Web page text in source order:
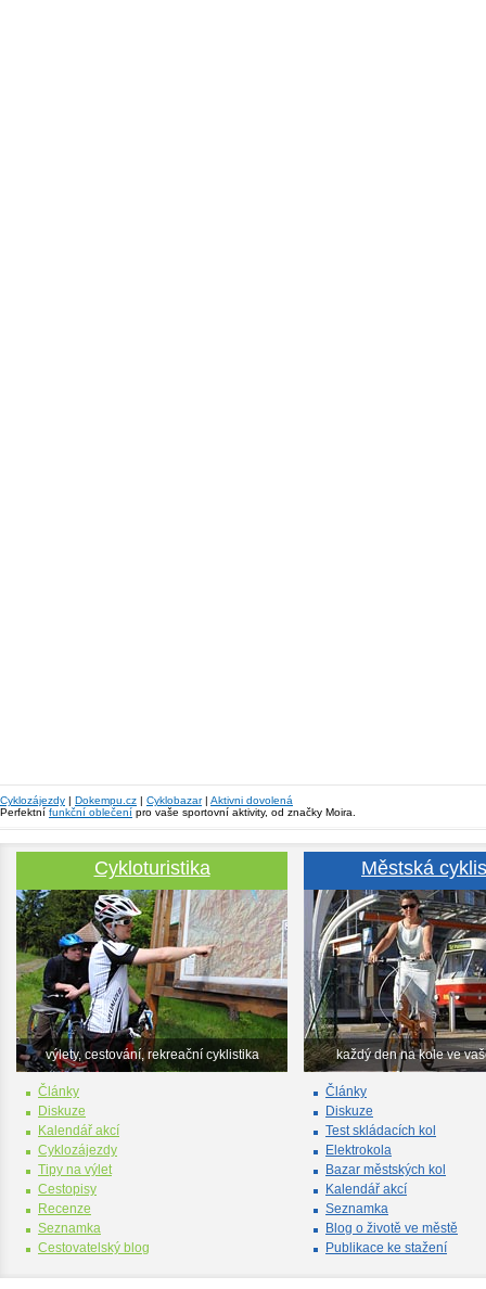
Cyklozájezdy | Dokempu.cz | Cyklobazar| Aktivni dovolená
Perfektní funkční oblečení pro vaše sportovní aktivity, od značky Moira.
Cykloturistika
výlety, cestování, rekreační cyklistika
Články
Diskuze
Kalendář akcí
Cyklozájezdy
Tipy na výlet
Cestopisy
Recenze
Seznamka
Cestovatelský blog
Městská
každý den na kole ve
Články
Diskuze
Test skládacích kol
Elektrokola
Bazar městských kol
Kalendář akcí
Seznamka
Blog o životě ve městě
Publikace ke stažení